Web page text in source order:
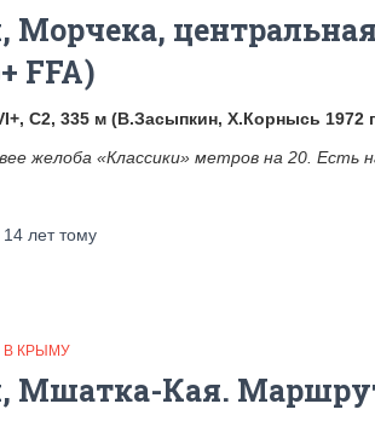
FFA)
C2, 335 м (В.Засыпкин, Х.Корнысь
желоба «Классики» метров на 20. Есть
14 леттому
КРЫМУ
Кая.